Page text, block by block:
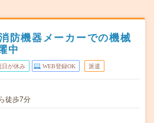
防機器メーカーでの機械
中
日が休み WEB登録OK 派遣
徒歩7分